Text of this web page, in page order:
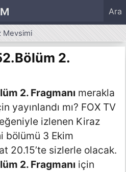
Ara
Mevsimi
2.
2. Fragmanı merakla
yayınlandı mı? FOX TV
izlenen Kiraz
bölümü 3 Ekim
20.15’te sizlerle olacak.
2. Fragmanı için